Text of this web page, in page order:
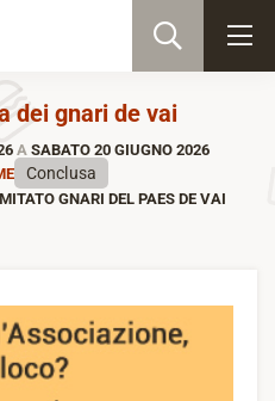
dei gnari de vai
ASABATO 20 GIUGNO 2026
Conclusa
GNARI DEL PAES DE VAI